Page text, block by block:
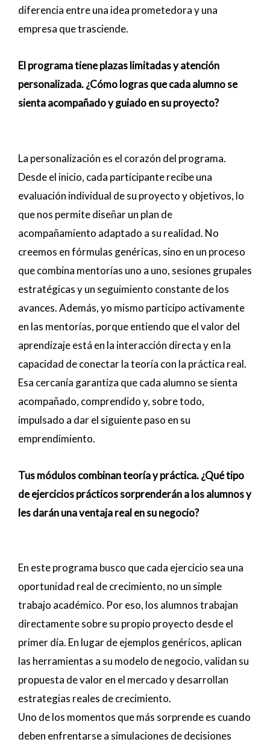
diferencia entre una idea prometedora y una
empresa que trasciende.
El programa tiene plazas limitadas y atención
personalizada. ¿Cómo logras que cada alumno se
sienta acompañado y guiado en su proyecto?
La personalización es el corazón del programa.
Desde el inicio, cada participante recibe una
evaluación individual de su proyecto y objetivos, lo
que nos permite diseñar un plan de
acompañamiento adaptado a su realidad. No
creemos en fórmulas genéricas, sino en un proceso
que combina mentorías uno a uno, sesiones grupales
estratégicas y un seguimiento constante de los
avances. Además, yo mismo participo activamente
en las mentorías, porque entiendo que el valor del
aprendizaje está en la interacción directa y en la
capacidad de conectar la teoría con la práctica real.
Esa cercanía garantiza que cada alumno se sienta
acompañado, comprendido y, sobre todo,
impulsado a dar el siguiente paso en su
emprendimiento.
Tus módulos combinan teoría y práctica. ¿Qué tipo
de ejercicios prácticos sorprenderán a los alumnos y
les darán una ventaja real en su negocio?
En este programa busco que cada ejercicio sea una
oportunidad real de crecimiento, no un simple
trabajo académico. Por eso, los alumnos trabajan
directamente sobre su propio proyecto desde el
primer día. En lugar de ejemplos genéricos, aplican
las herramientas a su modelo de negocio, validan su
propuesta de valor en el mercado y desarrollan
estrategias reales de crecimiento.
Uno de los momentos que más sorprende es cuando
deben enfrentarse a simulaciones de decisiones